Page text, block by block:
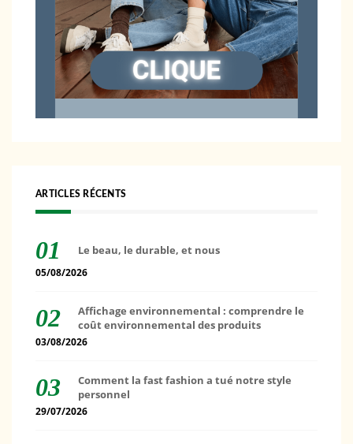
ARTICLES RÉCENTS
Le beau, le durable, et nous
05/08/2026
Affichage environnemental : comprendre le
coût environnemental des produits
03/08/2026
Comment la fast fashion a tué notre style
personnel
29/07/2026